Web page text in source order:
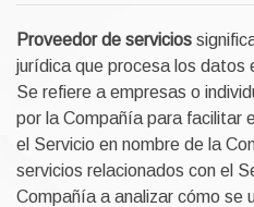
Proveedor de servicios
jurídica que procesa los datos
Se refiere a empresas o
por la Compañía para facilitar
el Servicio en nombre de la
servicios relacionados con el
Compañía a analizar cómo se